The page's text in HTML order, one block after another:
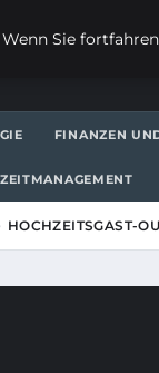
FINANZEN
HOCHZEITSGAST-
Sie